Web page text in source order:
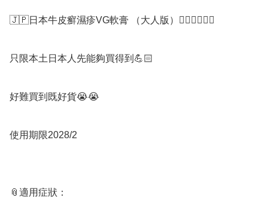
🇯🇵日本牛皮癬濕疹VG軟膏 （大人版）👱🏼‍♂️👱🏻‍♀️
只限本土日本人先能夠買得到💪🏻
好難買到既好貨😭😭
使用期限2028/2
📎適用症狀：